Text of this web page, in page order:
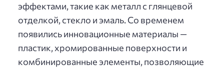
эффектами, такие как металл с глянцевой
отделкой, стекло и эмаль. Со временем
появились инновационные материалы —
пластик, хромированные поверхности и
комбинированные элементы, позволяющие